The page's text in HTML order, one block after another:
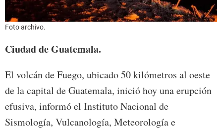
Foto archivo.
Ciudad de Guatemala.
El volcán de Fuego, ubicado 50 kilómetros al oeste
de la capital de Guatemala, inició hoy una erupción
efusiva, informó el Instituto Nacional de
Sismología, Vulcanología, Meteorología e